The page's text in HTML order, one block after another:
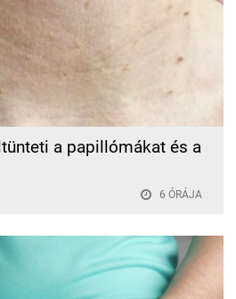
a papillómákat és a
6 ÓRÁJA